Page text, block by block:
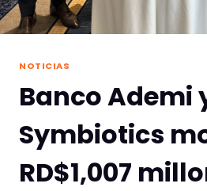
NOTICIAS
Banco Ademi
Symbiotics
RD$1,007